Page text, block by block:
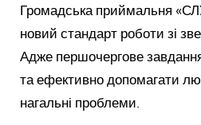
Громадська приймальня
новий стандарт роботи зі
Адже першочергове
та ефективно допомагати
нагальні проблеми.